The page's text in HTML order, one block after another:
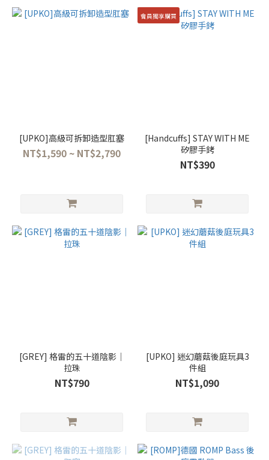
[UPKO]高級可拆卸造型肛塞
NT$1,590 ~ NT$2,790
會員獨享購買
[Handcuffs] STAY WITH ME
矽膠手銬
NT$390
[GREY] 格雷的五十道陰影│
拉珠
NT$790
[UPKO] 迷幻蘑菇後庭玩具3
件組
NT$1,090